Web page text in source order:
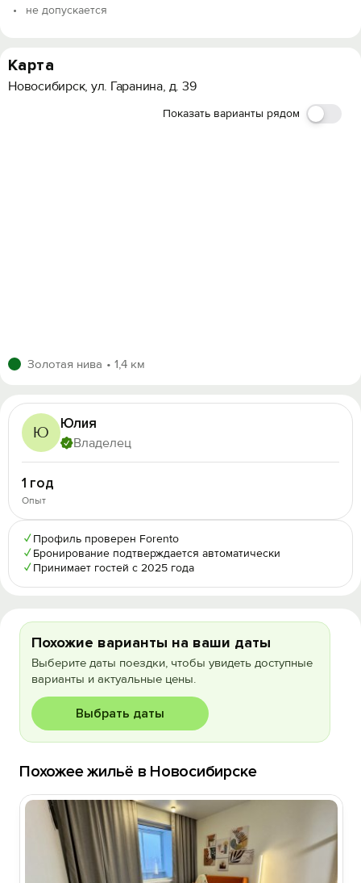
не допускается
Карта
Новосибирск, ул. Гаранина, д. 39
Показать варианты рядом
Золотая нива 1,4 км
Ю Юлия
Владелец
1 год
Опыт
✓ Профиль проверен Forento
✓ Бронирование подтверждается автоматически
✓ Принимает гостей с 2025 года
Похожие варианты на ваши даты
Выберите даты поездки, чтобы увидеть доступные
варианты и актуальные цены.
Выбрать даты
Похожее жильё в Новосибирске